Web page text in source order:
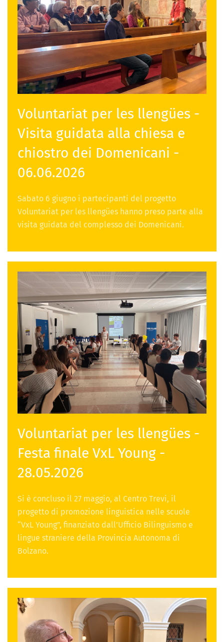
Voluntariat per les llengües -
Visita guidata alla chiesa e
chiostro dei Domenicani -
06.06.2026
Sabato 6 giugno i partecipanti del progetto
Voluntariat per les llengües hanno preso parte alla
visita guidata del complesso dei Domenicani.
Voluntariat per les llengües -
Festa finale VxL Young -
28.05.2026
Si è concluso il 27 maggio, al Centro Trevi, il
progetto di promozione linguistica nelle scuole
“VxL Young”, finanziato dall’Ufficio Bilinguismo e
lingue straniere della Provincia Autonoma di
Bolzano.